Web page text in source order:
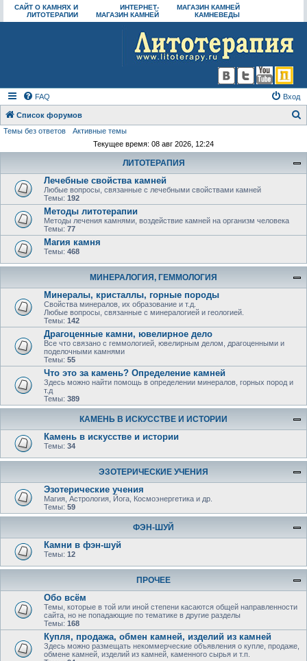
САЙТ О КАМНЯХ И
ЛИТОТЕРАПИИ
ИНТЕРНЕТ-
МАГАЗИН КАМНЕЙ
МАГАЗИН КАМНЕЙ
КАМНЕВЕДЫ
FAQ Вход
Список форумов
Темы без ответов
Активные темы
Текущее время: 08 авг 2026, 12:24
ЛИТОТЕРАПИЯ
Лечебные свойства камней
Любые вопросы, связанные с лечебными свойствами камней
Темы: 192
Методы литотерапии
Методы лечения камнями, воздействие камней на организм человека
Темы: 77
Магия камня
Темы: 468
МИНЕРАЛОГИЯ, ГЕММОЛОГИЯ
Минералы, кристаллы, горные породы
Свойства минералов, их образование и т.д.
Любые вопросы, связанные с минералогией и геологией.
Темы: 142
Драгоценные камни, ювелирное дело
Все что связано с геммологией, ювелирным делом, драгоценными и
поделочными камнями
Темы: 55
Что это за камень? Определение камней
Здесь можно найти помощь в определении минералов, горных пород и
т.д
Темы: 389
КАМЕНЬ В ИСКУССТВЕ И ИСТОРИИ
Камень в искусстве и истории
Темы: 34
ЭЗОТЕРИЧЕСКИЕ УЧЕНИЯ
Эзотерические учения
Магия, Астрология, Йога, Космоэнергетика и др.
Темы: 59
ФЭН-ШУЙ
Камни в фэн-шуй
Темы: 12
ПРОЧЕЕ
Обо всём
Темы, которые в той или иной степени касаются общей направленности
сайта, но не попадающие по тематике в другие разделы
Темы: 168
Купля, продажа, обмен камней, изделий из камней
Здесь можно размещать некоммерческие объявления о купле, продаже,
обмене камней, изделий из камней, каменного сырья и т.п.